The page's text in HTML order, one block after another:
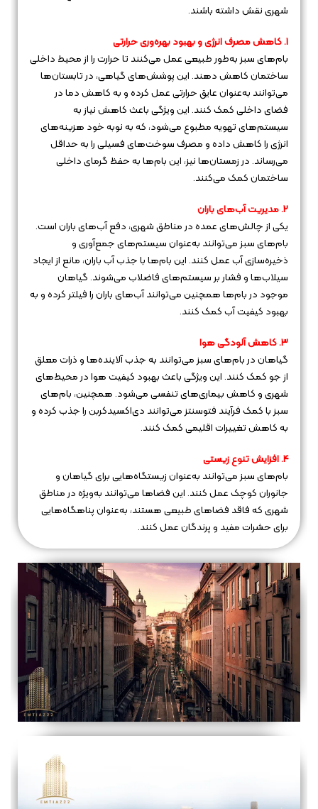
شهری نقش داشته باشند.
1. کاهش مصرف انرژی و بهبود بهره‌وری حرارتی
بام‌های سبز به‌طور طبیعی عمل می‌کنند تا حرارت را از محیط داخلی
ساختمان کاهش دهند. این پوشش‌های گیاهی، در تابستان‌ها
می‌توانند به‌عنوان عایق حرارتی عمل کرده و به کاهش دما در
فضای داخلی کمک کنند. این ویژگی باعث کاهش نیاز به
سیستم‌های تهویه مطبوع می‌شود، که به نوبه خود هزینه‌های
انرژی را کاهش داده و مصرف سوخت‌های فسیلی را به حداقل
می‌رساند. در زمستان‌ها نیز، این بام‌ها به حفظ گرمای داخلی
ساختمان کمک می‌کنند.
2. مدیریت آب‌های باران
یکی از چالش‌های عمده در مناطق شهری، دفع آب‌های باران است.
بام‌های سبز می‌توانند به‌عنوان سیستم‌های جمع‌آوری و
ذخیره‌سازی آب عمل کنند. این بام‌ها با جذب آب باران، مانع از ایجاد
سیلاب‌ها و فشار بر سیستم‌های فاضلاب می‌شوند. گیاهان
موجود در بام‌ها همچنین می‌توانند آب‌های باران را فیلتر کرده و به
بهبود کیفیت آب کمک کنند.
3. کاهش آلودگی هوا
گیاهان در بام‌های سبز می‌توانند به جذب آلاینده‌ها و ذرات معلق
از جو کمک کنند. این ویژگی باعث بهبود کیفیت هوا در محیط‌های
شهری و کاهش بیماری‌های تنفسی می‌شود. همچنین، بام‌های
سبز با کمک فرآیند فتوسنتز می‌توانند دی‌اکسیدکربن را جذب کرده و
به کاهش تغییرات اقلیمی کمک کنند.
4. افزایش تنوع زیستی
بام‌های سبز می‌توانند به‌عنوان زیستگاه‌هایی برای گیاهان و
جانوران کوچک عمل کنند. این فضاها می‌توانند به‌ویژه در مناطق
شهری که فاقد فضاهای طبیعی هستند، به‌عنوان پناهگاه‌هایی
برای حشرات مفید و پرندگان عمل کنند.